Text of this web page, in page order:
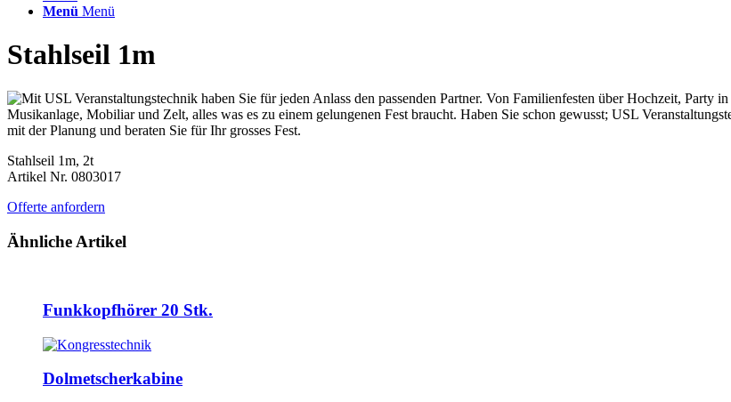
Menü Menü
Stahlseil 1m
Stahlseil 1m, 2t
Artikel Nr. 0803017
Offerte anfordern
Ähnliche Artikel
Funkkopfhörer 20 Stk.
Dolmetscherkabine